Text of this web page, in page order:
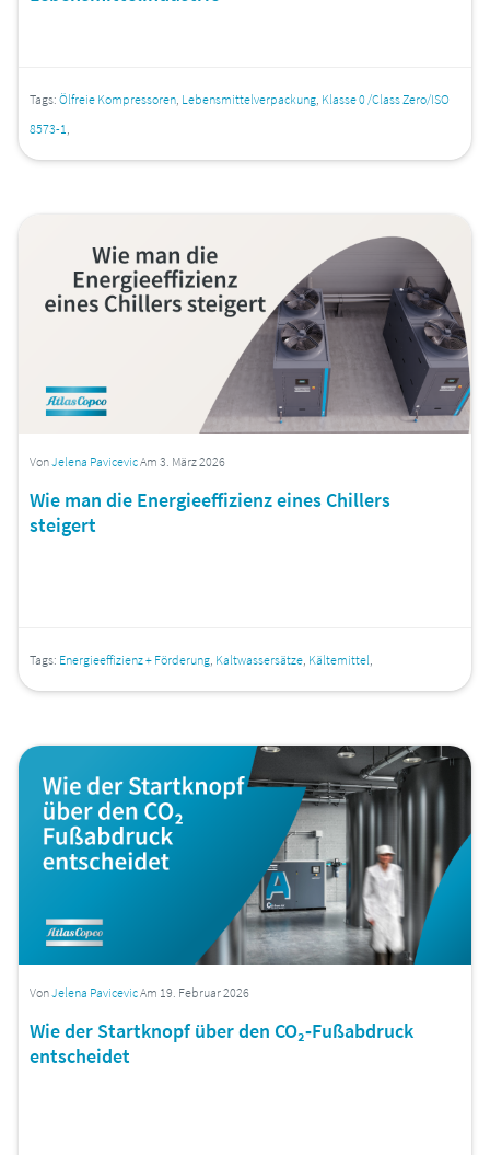
Tags: Ölfreie Kompressoren, Lebensmittelverpackung, Klasse 0 /Class Zero/ISO
8573-1,
VonJelena PavicevicAm 3. März 2026
Wie man die Energieeffizienz eines Chillers
steigert
Tags: Energieeffizienz + Förderung, Kaltwassersätze, Kältemittel,
VonJelena PavicevicAm 19. Februar 2026
Wie der Startknopf über den CO₂‑Fußabdruck
entscheidet